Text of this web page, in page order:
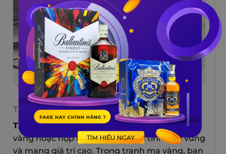
Quà tặng khách hàng vip: Tủ rượu trưng bày
Tranh Mạ Vàng In Logo Công Ty
Tranh mạ vànglà loại tranh được tạo ra từ
vàng hoặc hợp kim vàng, có đặc tính bền vững
và mang giá trị cao. Trong tranh mạ vàng, bạn